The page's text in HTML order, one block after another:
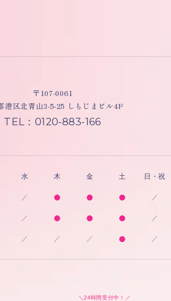
〒107-0061
港区北青山3-5-25 しもじまビル4F
TEL：0120-883-166
水 木 金 土 日・祝
／ ／
／ ／
／ ／ ／ ／
＼24時間受付中！／